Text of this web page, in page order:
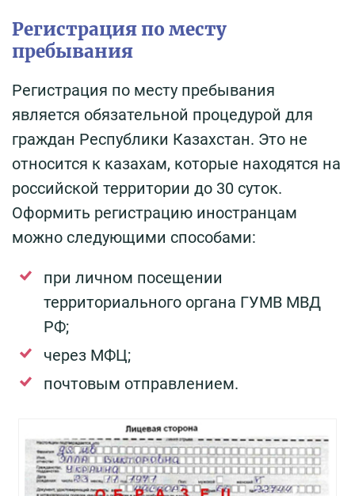
Регистрация по месту
пребывания
Регистрация по месту пребывания
является обязательной процедурой для
граждан Республики Казахстан. Это не
относится к казахам, которые находятся на
российской территории до 30 суток.
Оформить регистрацию иностранцам
можно следующими способами:
при личном посещении
территориального органа ГУМВ МВД
РФ;
через МФЦ;
почтовым отправлением.